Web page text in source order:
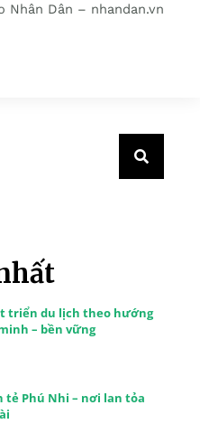
Nhân Dân – nhandan.vn
triển du lịch theo hướng
– bền vững
tẻ Phú Nhi – nơi lan tỏa